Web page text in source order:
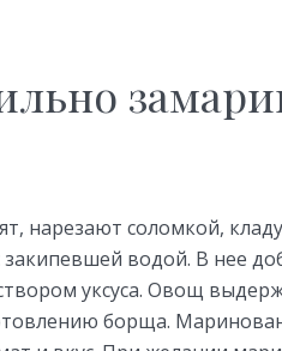
нарезают соломкой,
водой. В нее
уксуса. Овощ
борща.